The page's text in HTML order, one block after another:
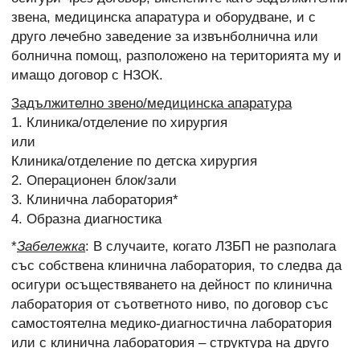
звена, медицинска апаратура и оборудване, и с
друго лечебно заведение за извънболнична или
болнична помощ, разположено на територията му и
имащо договор с НЗОК.
Задължително звено/медицинска апаратура
1. Клиника/отделение по хирургия
или
Клиника/отделение по детска хирургия
2. Операционен блок/зали
3. Клинична лаборатория*
4. Образна диагностика
*Забележка: В случаите, когато ЛЗБП не разполага
със собствена клинична лаборатория, то следва да
осигури осъществяването на дейност по клинична
лаборатория от съответното ниво, по договор със
самостоятелна медико-диагностична лаборатория
или с клинична лаборатория – структура на друго